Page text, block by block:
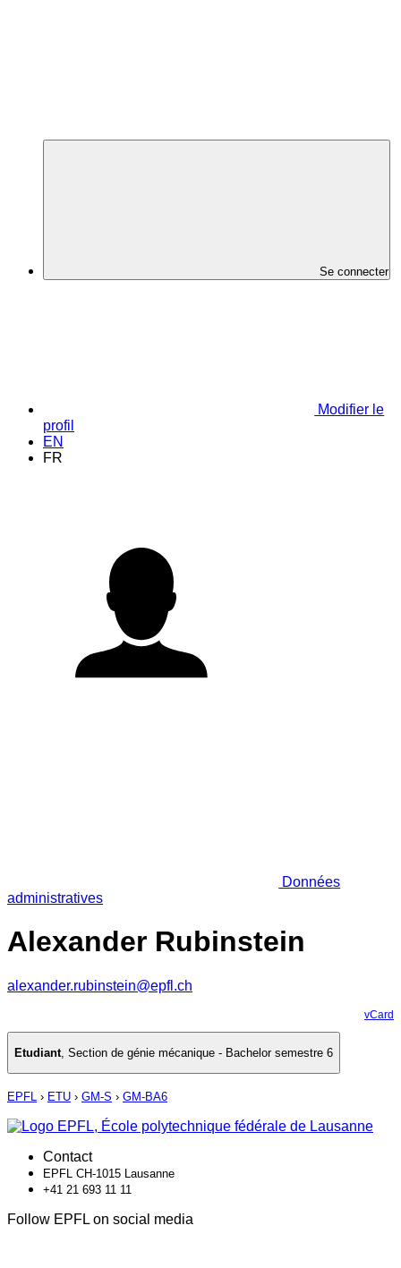
Se connecter
Modifier le
profil
EN
FR
Données
administratives
Alexander Rubinstein
alexander.rubinstein@epfl.ch
vCard
Etudiant, Section de génie mécanique - Bachelor semestre 6
EPFL › ETU › GM-S › GM-BA6
Contact
EPFL CH-1015 Lausanne
+41 21 693 11 11
Follow EPFL on social media